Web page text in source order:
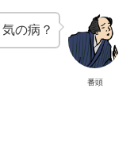
番頭
の病？